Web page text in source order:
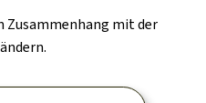
Zusammenhang mit der